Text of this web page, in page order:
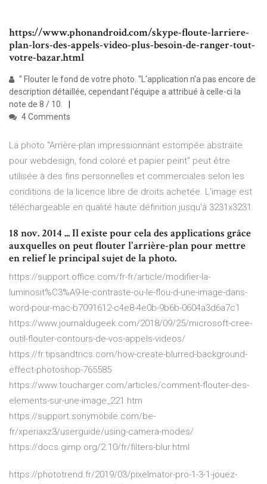
https://www.phonandroid.com/skype-floute-larriere-
plan-lors-des-appels-video-plus-besoin-de-ranger-tout-
votre-bazar.html
" Flouter le fond de votre photo. "L'application n'a pas encore de
description détaillée, cependant l'équipe a attribué à celle-ci la
note de 8 / 10.
4 Comments
La photo "Arrière-plan impressionnant estompée abstraite
pour webdesign, fond coloré et papier peint" peut être
utilisée à des fins personnelles et commerciales selon les
conditions de la licence libre de droits achetée. L'image est
téléchargeable en qualité haute définition jusqu'à 3231x3231.
18 nov. 2014 ... Il existe pour cela des applications grâce
auxquelles on peut flouter l'arrière-plan pour mettre
en relief le principal sujet de la photo.
https://support.office.com/fr-fr/article/modifier-la-
luminosit%C3%A9-le-contraste-ou-le-flou-d-une-image-dans-
word-pour-mac-b7091612-c4e8-4e0b-9b6b-0604a3d6a7c1
https://www.journaldugeek.com/2018/09/25/microsoft-cree-
outil-flouter-contours-de-vos-appels-videos/
https://fr.tipsandtrics.com/how-create-blurred-background-
effect-photoshop-765585
https://www.toucharger.com/articles/comment-flouter-des-
elements-sur-une-image_221.htm
https://support.sonymobile.com/be-
fr/xperiaxz3/userguide/using-camera-modes/
https://docs.gimp.org/2.10/fr/filters-blur.html
https://phototrend.fr/2019/03/pixelmator-pro-1-3-1-jouez-